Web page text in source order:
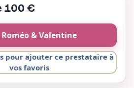
100 €
Roméo & Valentine
pour ajouter ce prestataire à
vos favoris